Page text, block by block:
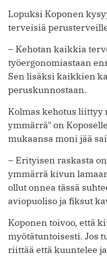
Lopuksi Koponen
terveisiä
– Kehotan kaikkia
työergonomiastaan
Sen lisäksi kaikkien
peruskunnostaan.
Kolmas kehotus liittyy
ymmärrä" on
mukaansa moni jää
– Erityisen raskasta
ymmärrä kivun
ollut onnea tässä
aviopuoliso ja fiksut
Koponen toivoo, että
myötätuntoisesti. Jos
riittää että kuuntelee